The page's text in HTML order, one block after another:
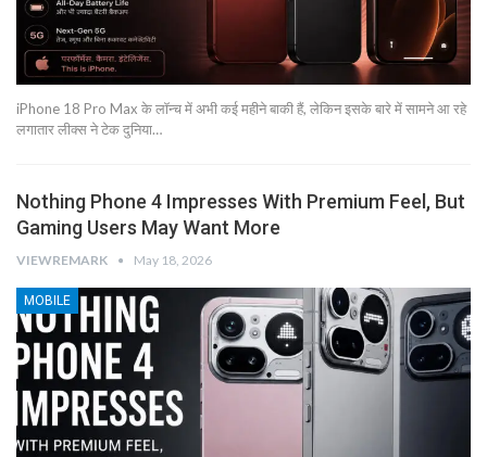
iPhone 18 Pro Max के लॉन्च में अभी कई महीने बाकी हैं, लेकिन इसके बारे में सामने आ रहे
लगातार लीक्स ने टेक दुनिया…
Nothing Phone 4 Impresses With Premium Feel, But
Gaming Users May Want More
VIEWREMARK May 18, 2026
MOBILE